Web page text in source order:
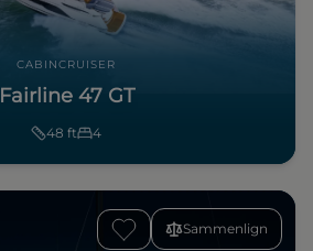
CABINCRUISER
Fairline 47 GT
48 ft 4
Sammenlign